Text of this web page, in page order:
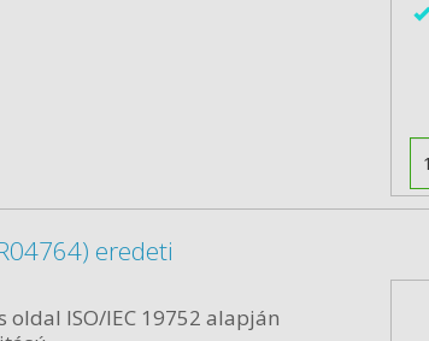
eredeti
oldal ISO/IEC 19752 alapján